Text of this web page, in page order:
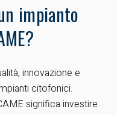
impianto
innovazione e
citofonici.
significa investire